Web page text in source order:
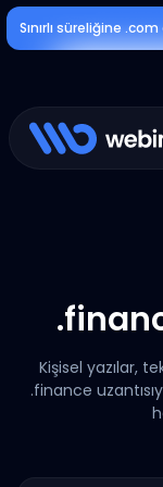
Sınırlı süreliğine
Kişisel yazılar,
.finance